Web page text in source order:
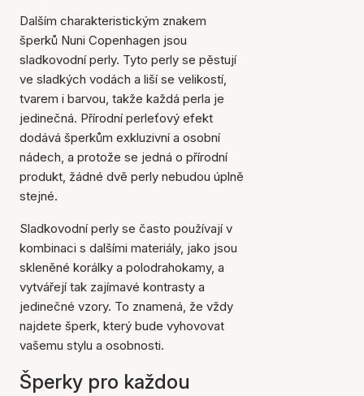
Dalším charakteristickým znakem
šperků Nuni Copenhagen jsou
sladkovodní perly. Tyto perly se pěstují
ve sladkých vodách a liší se velikostí,
tvarem i barvou, takže každá perla je
jedinečná. Přírodní perleťový efekt
dodává šperkům exkluzivní a osobní
nádech, a protože se jedná o přírodní
produkt, žádné dvě perly nebudou úplně
stejné.
Sladkovodní perly se často používají v
kombinaci s dalšími materiály, jako jsou
skleněné korálky a polodrahokamy, a
vytvářejí tak zajímavé kontrasty a
jedinečné vzory. To znamená, že vždy
najdete šperk, který bude vyhovovat
vašemu stylu a osobnosti.
Šperky pro každou